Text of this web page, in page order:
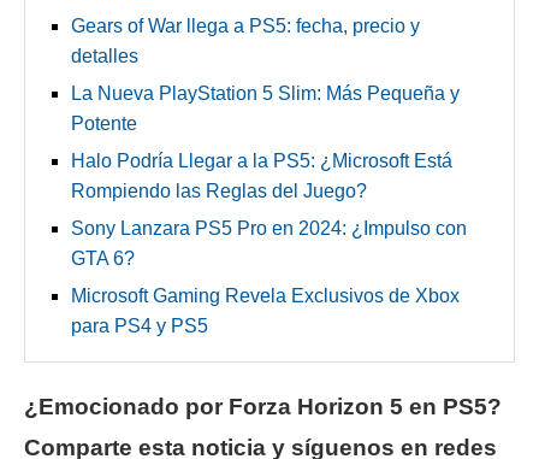
Gears of War llega a PS5: fecha, precio y
detalles
La Nueva PlayStation 5 Slim: Más Pequeña y
Potente
Halo Podría Llegar a la PS5: ¿Microsoft Está
Rompiendo las Reglas del Juego?
Sony Lanzara PS5 Pro en 2024: ¿Impulso con
GTA 6?
Microsoft Gaming Revela Exclusivos de Xbox
para PS4 y PS5
¿Emocionado por Forza Horizon 5 en PS5?
Comparte esta noticia y síguenos en redes